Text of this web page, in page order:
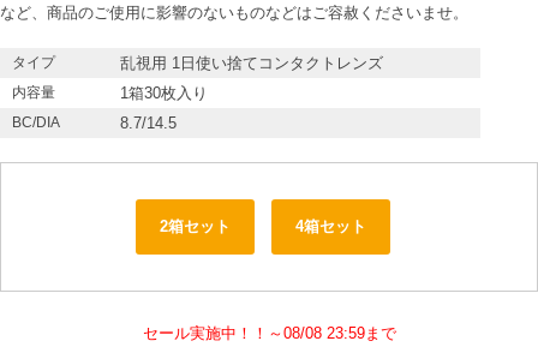
など、商品のご使用に影響のないものなどはご容赦くださいませ。
タイプ 乱視用 1日使い捨てコンタクトレンズ
内容量 1箱30枚入り
BC/DIA 8.7/14.5
2箱セット 4箱セット
セール実施中！！～08/08 23:59まで